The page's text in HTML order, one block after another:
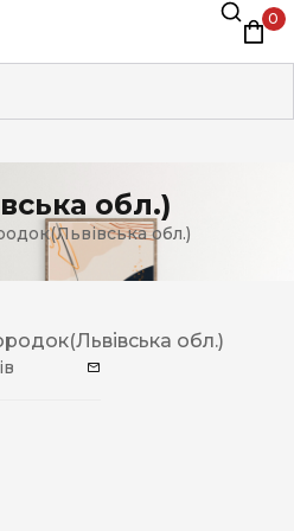
0
обл.)
обл.)
обл.)